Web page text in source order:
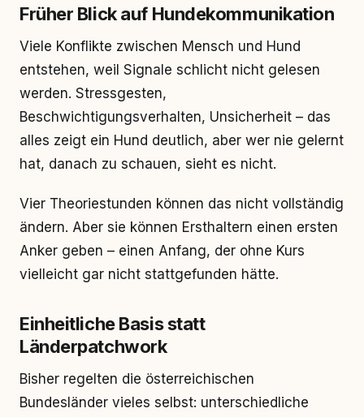
Früher Blick auf Hundekommunikation
Viele Konflikte zwischen Mensch und Hund
entstehen, weil Signale schlicht nicht gelesen
werden. Stressgesten,
Beschwichtigungsverhalten, Unsicherheit – das
alles zeigt ein Hund deutlich, aber wer nie gelernt
hat, danach zu schauen, sieht es nicht.
Vier Theoriestunden können das nicht vollständig
ändern. Aber sie können Ersthaltern einen ersten
Anker geben – einen Anfang, der ohne Kurs
vielleicht gar nicht stattgefunden hätte.
Einheitliche Basis statt
Länderpatchwork
Bisher regelten die österreichischen
Bundesländer vieles selbst: unterschiedliche